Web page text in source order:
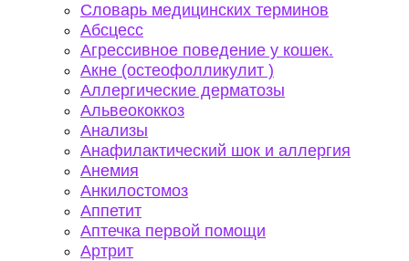
Словарь медицинских терминов
Абсцесс
Агрессивное поведение у кошек.
Акне (остеофолликулит )
Аллергические дерматозы
Альвеококкоз
Анализы
Анафилактический шок и аллергия
Анемия
Анкилостомоз
Аппетит
Аптечка первой помощи
Артрит